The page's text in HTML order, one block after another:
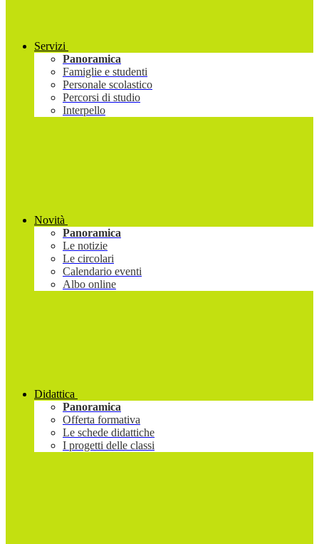
Servizi
Panoramica
Famiglie e studenti
Personale scolastico
Percorsi di studio
Interpello
Novità
Panoramica
Le notizie
Le circolari
Calendario eventi
Albo online
Didattica
Panoramica
Offerta formativa
Le schede didattiche
I progetti delle classi